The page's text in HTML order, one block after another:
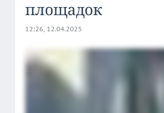
площадок
12:26, 12.04.2025